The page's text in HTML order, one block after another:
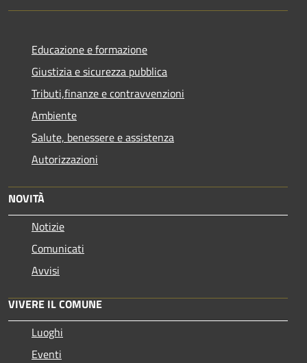
Educazione e formazione
Giustizia e sicurezza pubblica
Tributi,finanze e contravvenzioni
Ambiente
Salute, benessere e assistenza
Autorizzazioni
NOVITÀ
Notizie
Comunicati
Avvisi
VIVERE IL COMUNE
Luoghi
Eventi